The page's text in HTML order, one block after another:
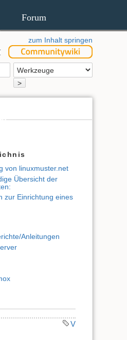
Forum
zum Inhalt springen
>
von linuxmuster.net
Übersicht der
zur Einrichtung eines
Anleitungen
V